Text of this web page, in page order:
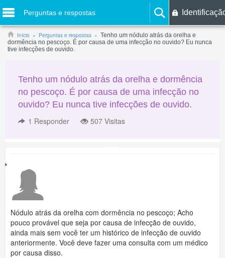
Perguntas e respostas
Início Perguntas e respostas
Tenho um nódulo atrás da orelha e
dormência no pescoço. É por causa de uma infecção no ouvido? Eu nunca
tive infecções de ouvido.
Tenho um nódulo atrás da orelha e dormência
no pescoço. É por causa de uma infecção no
ouvido? Eu nunca tive infecções de ouvido.
1 Responder 507 Visitas
Nódulo atrás da orelha com dormência no pescoço; Acho
pouco provável que seja por causa de infecção de ouvido,
ainda mais sem você ter um histórico de infecção de ouvido
anteriormente. Você deve fazer uma consulta com um médico
por causa disso.